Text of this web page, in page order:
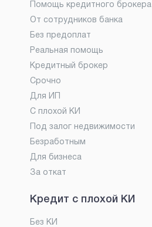
Помощь кредитного брокера
От сотрудников банка
Без предоплат
Реальная помощь
Кредитный брокер
Срочно
Для ИП
С плохой КИ
Под залог недвижимости
Безработным
Для бизнеса
За откат
Кредит с плохой КИ
Без КИ